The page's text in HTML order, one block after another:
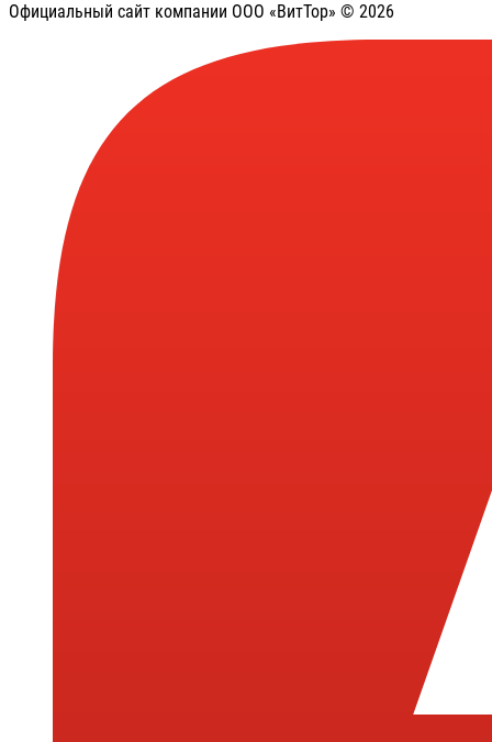
Официальный сайт компании ООО «ВитТор» © 2026